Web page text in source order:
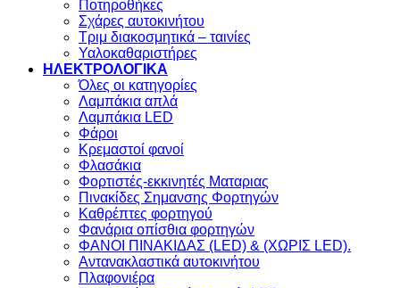
Ποτηροθήκες
Σχάρες αυτοκινήτου
Τριμ διακοσμητικά – ταινίες
Υαλοκαθαριστήρες
ΗΛΕΚΤΡΟΛΟΓΙΚΑ
Όλες οι κατηγορίες
Λαμπάκια απλά
Λαμπάκια LED
Φάροι
Κρεμαστοί φανοί
Φλασάκια
Φορτιστές-εκκινητές Ματαριας
Πινακίδες Σημανσης Φορτηγών
Kαθρέπτες φορτηγού
Φανάρια οπίσθια φορτηγών
ΦΑΝΟΙ ΠΙΝΑΚΙΔΑΣ (LED) & (XΩΡΙΣ LED).
Aντανακλαστικά αυτοκινήτου
Πλαφονιέρα